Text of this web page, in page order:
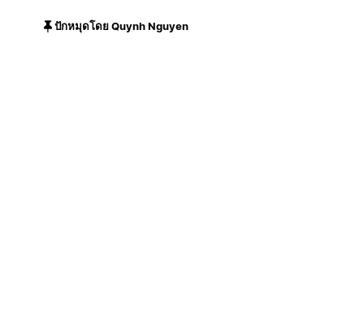
ปักหมุดโดย Quynh Nguyen